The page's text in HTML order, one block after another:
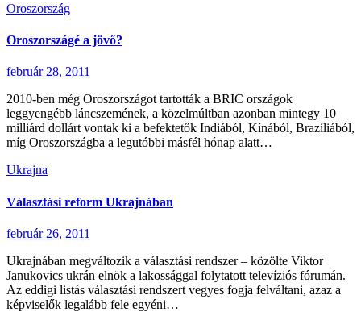
Oroszország
Oroszországé a jövő?
február 28, 2011
2010-ben még Oroszországot tartották a BRIC országok
leggyengébb láncszemének, a közelmúltban azonban mintegy 10
milliárd dollárt vontak ki a befektetők Indiából, Kínából, Brazíliából,
míg Oroszországba a legutóbbi másfél hónap alatt…
Ukrajna
Választási reform Ukrajnában
február 26, 2011
Ukrajnában megváltozik a választási rendszer – közölte Viktor
Janukovics ukrán elnök a lakossággal folytatott televíziós fórumán.
Az eddigi listás választási rendszert vegyes fogja felváltani, azaz a
képviselők legalább fele egyéni…